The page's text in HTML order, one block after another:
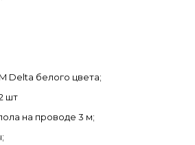
Delta белого цвета;
шт
на проводе 3 м;